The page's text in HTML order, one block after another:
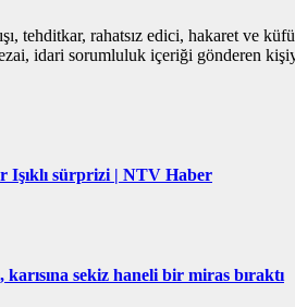
tehditkar, rahatsız edici, hakaret ve
idari sorumluluk içeriği gönderen
Işıklı sürprizi | NTV Haber
karısına sekiz haneli bir miras bıraktı